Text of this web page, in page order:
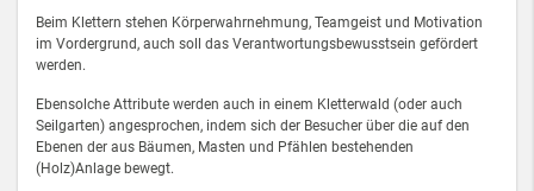
Beim Klettern stehen Körperwahrnehmung, Teamgeist und Motivation
im Vordergrund, auch soll das Verantwortungsbewusstsein gefördert
werden.
Ebensolche Attribute werden auch in einem Kletterwald (oder auch
Seilgarten) angesprochen, indem sich der Besucher über die auf den
Ebenen der aus Bäumen, Masten und Pfählen bestehenden
(Holz)Anlage bewegt.